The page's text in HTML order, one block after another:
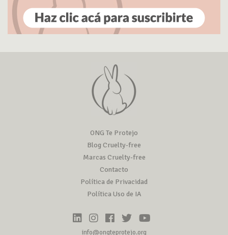
ONG Te Protejo
Blog Cruelty-free
Marcas Cruelty-free
Contacto
Política de Privacidad
Política Uso de IA
info@ongteprotejo.org